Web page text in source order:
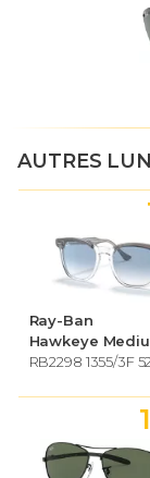
AUTRES
Ray-Ban
Hawkeye
RB2298 1355/3F